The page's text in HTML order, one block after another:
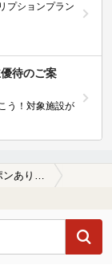
プションプラン
待のご案
う！対象施設が
【クーポンあり】美肌の湯が楽しめる焼石駅近くの温泉、日帰り温泉、スーパー銭湯おすすめ